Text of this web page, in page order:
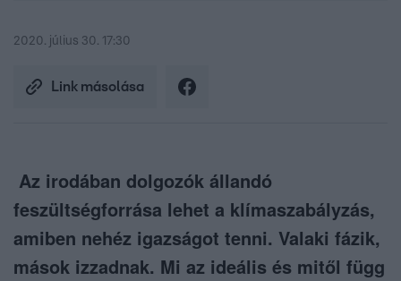
2020. július 30. 17:30
Link másolása
Az irodában dolgozók állandó
feszültségforrása lehet a klímaszabályzás,
amiben nehéz igazságot tenni. Valaki fázik,
mások izzadnak. Mi az ideális és mitől függ